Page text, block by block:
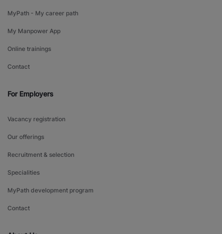
MyPath - My career path
My Manpower App
Online trainings
Contact
For Employers
Vacancy registration
Our offerings
Recruitment & selection
Specialities
MyPath development program
Contact